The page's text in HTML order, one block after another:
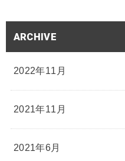
ARCHIVE
2022年11月
2021年11月
2021年6月